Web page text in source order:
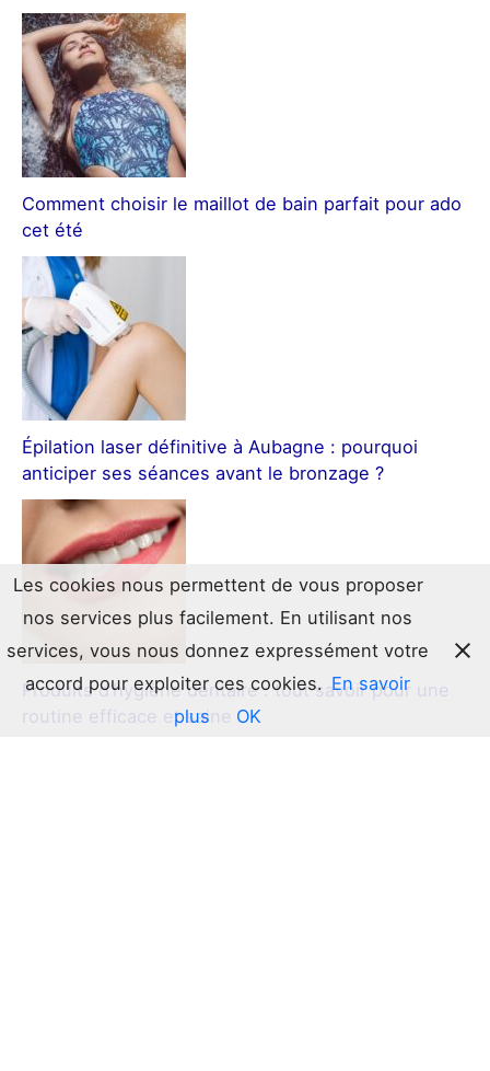
Comment choisir le maillot de bain parfait pour ado
cet été
Épilation laser définitive à Aubagne : pourquoi
anticiper ses séances avant le bronzage ?
Produits d’hygiène dentaire : tout savoir pour une
routine efficace et saine
Les cookies nous permettent de vous proposer
nos services plus facilement. En utilisant nos
services, vous nous donnez expressément votre
accord pour exploiter ces cookies. En savoir
plus
OK